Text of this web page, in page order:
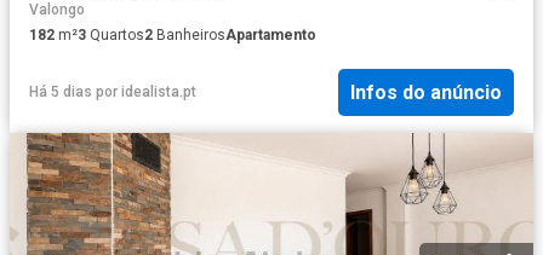
Valongo
182 m²3 Quartos2 BanheirosApartamento
Há 5 dias por idealista.pt Infos do anúncio